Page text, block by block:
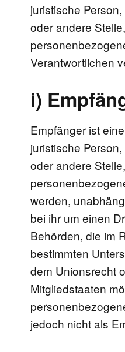
juristische
oder andere
Verantwortlichen
i)
Empfänger ist
juristische
oder andere
werden,
bei ihr um einen
Behörden, die im
bestimmten
dem Unionsrecht
Mitgliedstaaten
jedoch nicht als